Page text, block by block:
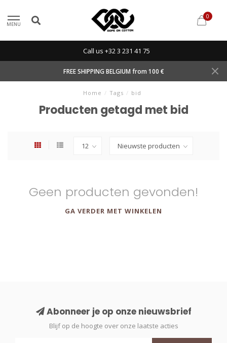
MENU
0
Call us +32 3 231 41 75
FREE SHIPPING BELGIUM from 100 €
Home / Tags / bid
Producten getagd met bid
Geen producten gevonden!
GA VERDER MET WINKELEN
Abonneer je op onze nieuwsbrief
Blijf op de hoogte over onze laatste acties